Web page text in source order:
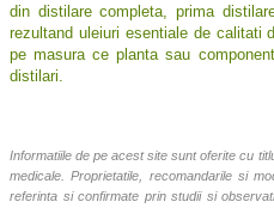
din distilare completa, prima
rezultand uleiuri esentiale de calitati
pe masura ce planta sau
distilari.
Informatiile de pe acest site sunt oferite cu
medicale. Proprietatile, recomandarile si
referinta si confirmate prin studii si